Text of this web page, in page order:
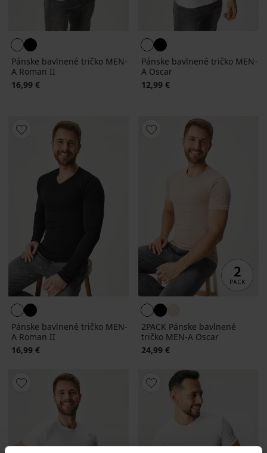
Pánske bavlnené tričko MEN-
A Roman II
16,99 €
Pánske bavlnené tričko MEN-
A Oscar
12,99 €
Pánske bavlnené tričko MEN-
A Roman II
16,99 €
2PACK Pánske bavlnené
tričko MEN-A Oscar
24,99 €